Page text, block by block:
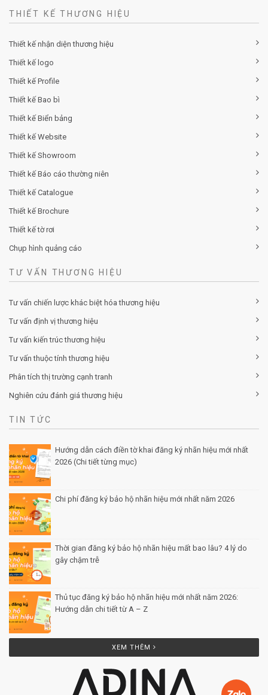
THIẾT KẾ THƯƠNG HIỆU
Thiết kế nhận diện thương hiệu
Thiết kế logo
Thiết kế Profile
Thiết kế Bao bì
Thiết kế Biển bảng
Thiết kế Website
Thiết kế Showroom
Thiết kế Báo cáo thường niên
Thiết kế Catalogue
Thiết kế Brochure
Thiết kế tờ rơi
Chụp hình quảng cáo
TƯ VẤN THƯƠNG HIỆU
Tư vấn chiến lược khác biệt hóa thương hiệu
Tư vấn định vị thương hiệu
Tư vấn kiến trúc thương hiệu
Tư vấn thuộc tính thương hiệu
Phân tích thị trường cạnh tranh
Nghiên cứu đánh giá thương hiệu
TIN TỨC
Hướng dẫn cách điền tờ khai đăng ký nhãn hiệu mới nhất
2026 (Chi tiết từng mục)
Chi phí đăng ký bảo hộ nhãn hiệu mới nhất năm 2026
Thời gian đăng ký bảo hộ nhãn hiệu mất bao lâu? 4 lý do
gây chậm trễ
Thủ tục đăng ký bảo hộ nhãn hiệu mới nhất năm 2026:
Hướng dẫn chi tiết từ A – Z
XEM THÊM